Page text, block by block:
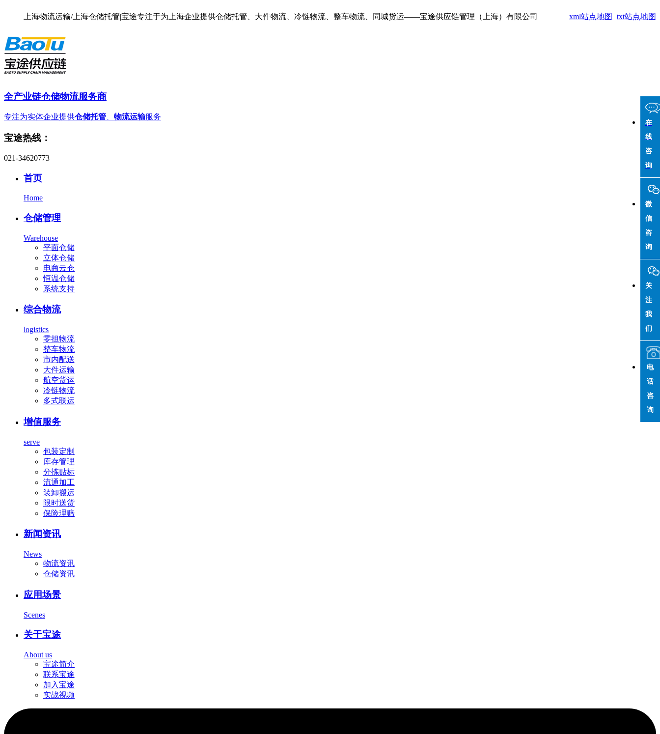
上海物流运输/上海仓储托管|宝途专注于为上海企业提供仓储托管、大件物流、冷链物流、整车物流、同城货运——宝途供应链管理（上海）有限公司 xml站点地图 txt站点地图
全产业链仓储物流服务商
专注为实体企业提供仓储托管、 物流运输服务
宝途热线：
021-34620773
首页
Home
仓储管理
Warehouse
平面仓储
立体仓储
电商云仓
恒温仓储
系统支持
综合物流
logistics
零担物流
整车物流
市内配送
大件运输
航空货运
冷链物流
多式联运
增值服务
serve
包装定制
库存管理
分拣贴标
流通加工
装卸搬运
限时送货
保险理赔
新闻资讯
News
物流资讯
仓储资讯
应用场景
Scenes
关于宝途
About us
宝途简介
联系宝途
加入宝途
实战视频
在
线
咨
询
微
信
咨
询
关
注
我
们
电
话
咨
询